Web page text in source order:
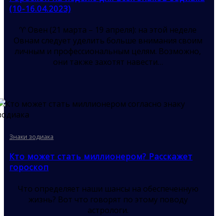
(10-16.04.2023)
♈ Овен (21 марта – 19 апреля): на этой неделе
Овнам следует уделить больше внимания своим
личным и профессиональным целям. Возможно,
они также захотят навести…
Знаки зодиака
Кто может стать миллионером? Расскажет
гороскоп
Что определяет наши шансы на обеспеченную
жизнь? Вот что говорят по этому поводу
астрологи.